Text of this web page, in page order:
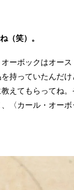
（笑）。
ーボックはオー
持っていたんだ
えてもらってね
〈カール・オー